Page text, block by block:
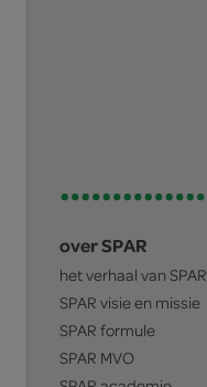
over SPAR
het verhaal van SPAR
SPAR visie en missie
SPAR formule
SPAR MVO